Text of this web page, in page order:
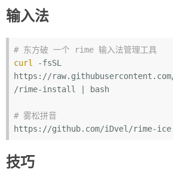
输入法
# 东方破 一个 rime 输入法管理工具
curl
-fsSL
https://
/rime-install | bash
# 雾松拼音
技巧